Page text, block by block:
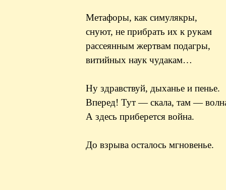
Метафоры, как симулякры,
снуют, не прибрать их к рукам
рассеянным жертвам подагры,
витийных наук чудакам…
Ну здравствуй, дыханье и пенье.
Вперед! Тут — скала, там —
А здесь приберется война.
До взрыва осталось мгновенье.